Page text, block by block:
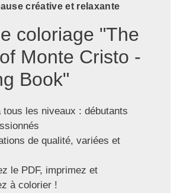
créative et relaxante
coloriage "The
Monte Cristo -
Book"
tous les niveaux : débutants
de qualité, variées et
le PDF, imprimez et
à colorier !